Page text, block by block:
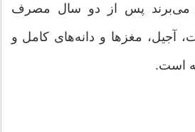
می‌برند پس از دو سال مصرف
آجیل، مغزها و دانه‌های کامل و
است.